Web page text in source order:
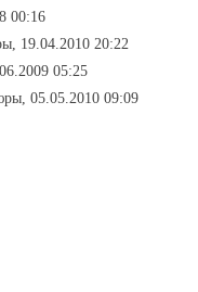
00:16
19.04.2010 20:22
05:25
05.05.2010 09:09